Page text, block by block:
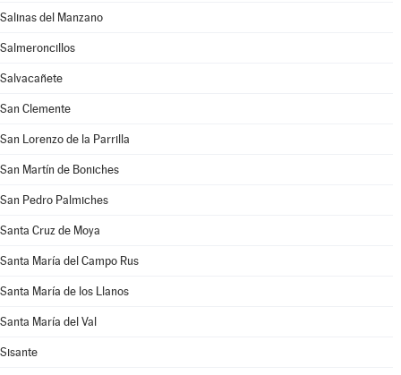
Salinas del Manzano
Salmeroncillos
Salvacañete
San Clemente
San Lorenzo de la Parrilla
San Martín de Boniches
San Pedro Palmiches
Santa Cruz de Moya
Santa María del Campo Rus
Santa María de los Llanos
Santa María del Val
Sisante